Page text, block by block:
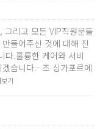
그리고 모든 VIP직원분들
들어주신 것에 대해 진
다.훌륭한 케어와 서비
습니다.- 조 싱가포르에
기